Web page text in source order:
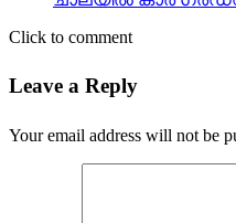
Click to comment
Leave a Reply
Your email address will not be